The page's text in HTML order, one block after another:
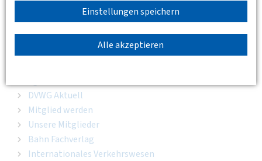
Einstellungen speichern
Alle akzeptieren
Carl-Pirath-Preis
Henry-Lampke-Preis
Stiftungspreis Mensch, Gesellschaft, Mobilität
DVWG Aktuell
Mitglied werden
Unsere Mitglieder
Bahn Fachverlag
Internationales Verkehrswesen